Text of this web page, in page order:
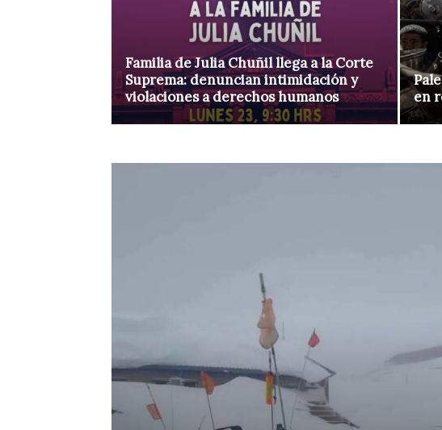
Familia de Julia Chuñil llega a la Corte
Suprema: denuncian intimidación y
violaciones a derechos humanos
en